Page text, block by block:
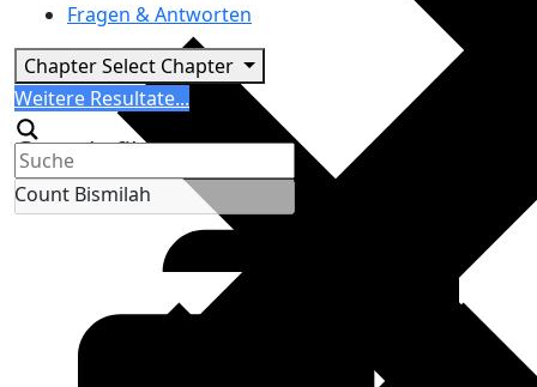
Fragen & Antworten
ChapterSelect Chapter
Search
Weitere Resultate...
Generic filters
Count Bismilah